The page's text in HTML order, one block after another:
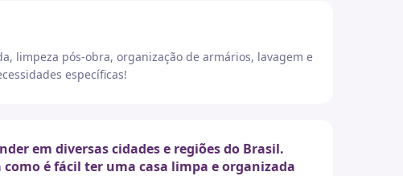
limpeza pós-obra, organização de armários, lavagem e
específicas!
em diversas cidades e regiões do Brasil.
é fácil ter uma casa limpa e organizada